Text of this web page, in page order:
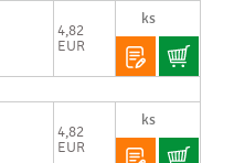
4,82
EUR
4,82
EUR